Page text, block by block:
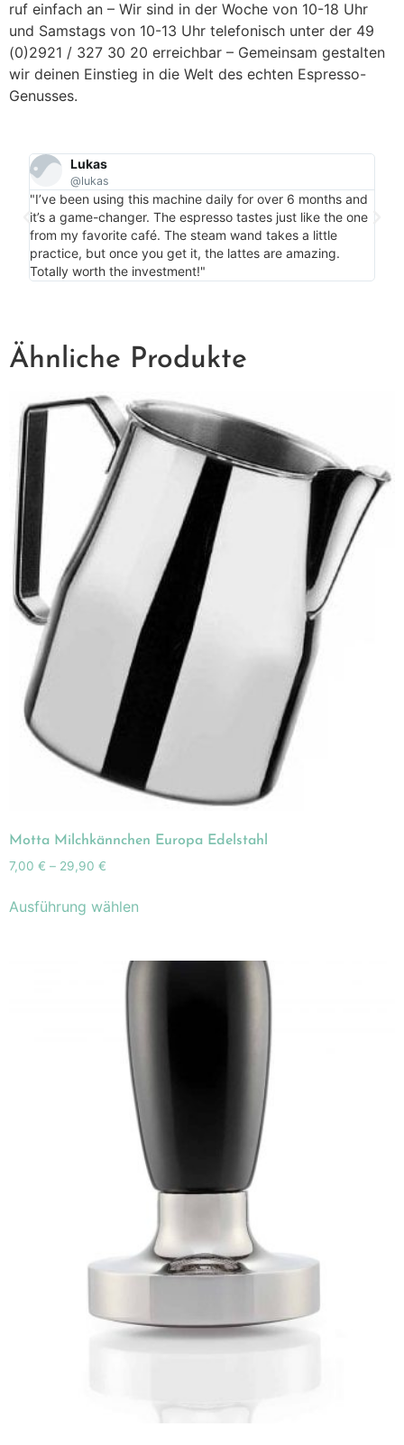
ruf einfach an – Wir sind in der Woche von 10-18 Uhr
und Samstags von 10-13 Uhr telefonisch unter der 49
(0)2921 / 327 30 20 erreichbar – Gemeinsam gestalten
wir deinen Einstieg in die Welt des echten Espresso-
Genusses.
Lukas
@lukas
"I’ve been using this machine daily for over 6 months and
it’s a game-changer. The espresso tastes just like the one
from my favorite café. The steam wand takes a little
practice, but once you get it, the lattes are amazing.
Totally worth the investment!"
Ähnliche Produkte
Motta Milchkännchen Europa Edelstahl
7,00 € – 29,90 €
Ausführung wählen